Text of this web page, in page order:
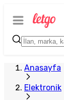
Anasayfa
Elektronik